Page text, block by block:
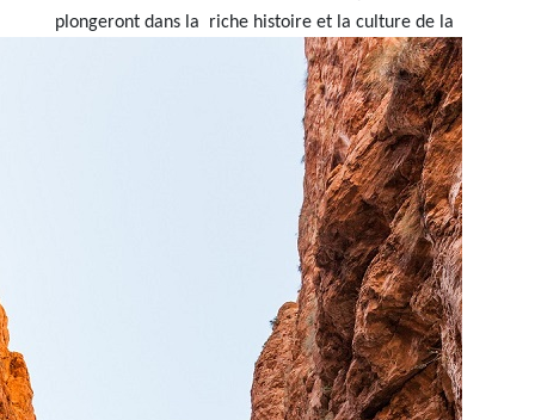
plongeront dans la
riche histoire et la culture de la